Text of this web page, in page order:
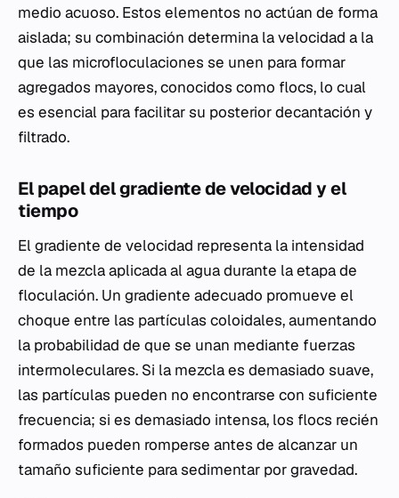
medio acuoso. Estos elementos no actúan de forma
aislada; su combinación determina la velocidad a la
que las microfloculaciones se unen para formar
agregados mayores, conocidos como flocs, lo cual
es esencial para facilitar su posterior decantación y
filtrado.
El papel del gradiente de velocidad y el
tiempo
El gradiente de velocidad representa la intensidad
de la mezcla aplicada al agua durante la etapa de
floculación. Un gradiente adecuado promueve el
choque entre las partículas coloidales, aumentando
la probabilidad de que se unan mediante fuerzas
intermoleculares. Si la mezcla es demasiado suave,
las partículas pueden no encontrarse con suficiente
frecuencia; si es demasiado intensa, los flocs recién
formados pueden romperse antes de alcanzar un
tamaño suficiente para sedimentar por gravedad.